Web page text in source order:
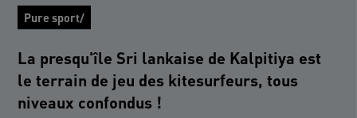
Pure sport/
La presqu'île Sri lankaise de Kalpitiya est
le terrain de jeu des kitesurfeurs, tous
niveaux confondus !